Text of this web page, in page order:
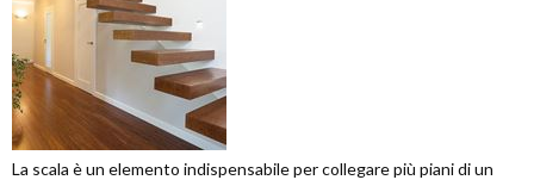
La scala è un elemento indispensabile per collegare più piani di un